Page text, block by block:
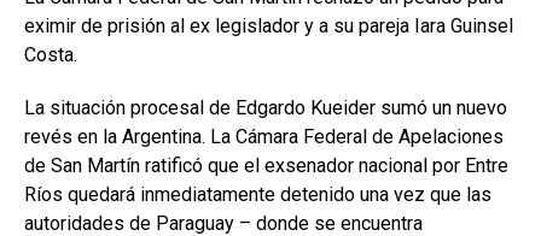
eximir de prisión al ex legislador y a su pareja Iara Guinsel
Costa.
La situación procesal de Edgardo Kueider sumó un nuevo
revés en la Argentina. La Cámara Federal de Apelaciones
de San Martín ratificó que el exsenador nacional por Entre
Ríos quedará inmediatamente detenido una vez que las
autoridades de Paraguay – donde se encuentra